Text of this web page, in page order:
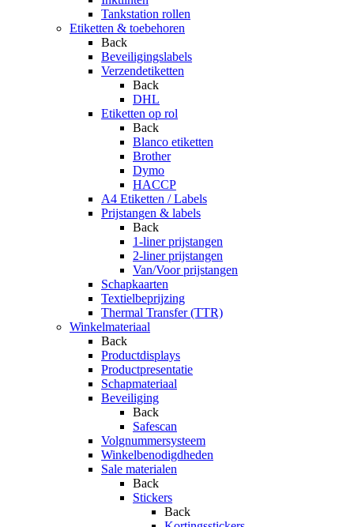
Tankstation rollen
Etiketten & toebehoren
Back
Beveiligingslabels
Verzendetiketten
Back
DHL
Etiketten op rol
Back
Blanco etiketten
Brother
Dymo
HACCP
A4 Etiketten / Labels
Prijstangen & labels
Back
1-liner prijstangen
2-liner prijstangen
Van/Voor prijstangen
Schapkaarten
Textielbeprijzing
Thermal Transfer (TTR)
Winkelmateriaal
Back
Productdisplays
Productpresentatie
Schapmateriaal
Beveiliging
Back
Safescan
Volgnummersysteem
Winkelbenodigdheden
Sale materialen
Back
Stickers
Back